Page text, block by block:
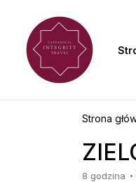
Strona
8 godzina